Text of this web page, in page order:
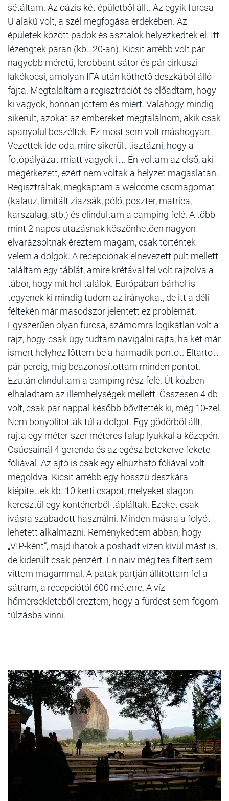
sétáltam. Az oázis két épületből állt. Az egyik furcsa
U alakú volt, a szél megfogása érdekében. Az
épületek között padok és asztalok helyezkedtek el. Itt
lézengtek páran (kb.: 20-an). Kicsit arrébb volt pár
nagyobb méretű, lerobbant sátor és pár cirkuszi
lakókocsi, amolyan IFA után köthető deszkából álló
fajta. Megtaláltam a regisztrációt és előadtam, hogy
ki vagyok, honnan jöttem és miért. Valahogy mindig
sikerült, azokat az embereket megtalálnom, akik csak
spanyolul beszéltek. Ez most sem volt máshogyan.
Vezettek ide-oda, mire sikerült tisztázni, hogy a
fotópályázat miatt vagyok itt. Én voltam az első, aki
megérkezett, ezért nem voltak a helyzet magaslatán.
Regisztráltak, megkaptam a welcome csomagomat
(kalauz, limitált ziazsák, póló, poszter, matrica,
karszalag, stb.) és elindultam a camping felé. A több
mint 2 napos utazásnak köszönhetően nagyon
elvarázsoltnak éreztem magam, csak történtek
velem a dolgok. A recepciónak elnevezett pult mellett
találtam egy táblát, amire krétával fel volt rajzolva a
tábor, hogy mit hol találok. Európában bárhol is
tegyenek ki mindig tudom az irányokat, de itt a déli
féltekén már másodszor jelentett ez problémát.
Egyszerűen olyan furcsa, számomra logikátlan volt a
rajz, hogy csak úgy tudtam navigálni rajta, ha két már
ismert helyhez lőttem be a harmadik pontot. Eltartott
pár percig, míg beazonosítottam minden pontot.
Ezután elindultam a camping rész felé. Út közben
elhaladtam az illemhelységek mellett. Összesen 4 db
volt, csak pár nappal később bővítették ki, még 10-zel.
Nem bonyolították túl a dolgot. Egy gödörből állt,
rajta egy méter-szer méteres falap lyukkal a közepén.
Csúcsainál 4 gerenda és az egész betekerve fekete
fóliával. Az ajtó is csak egy elhúzható fóliával volt
megoldva. Kicsit arrébb egy hosszú deszkára
kiépítettek kb. 10 kerti csapot, melyeket slagon
keresztül egy konténerből tápláltak. Ezeket csak
ivásra szabadott használni. Minden másra a folyót
lehetett alkalmazni. Reménykedtem abban, hogy
„VIP-ként”, majd ihatok a poshadt vízen kívül mást is,
de kiderült csak pénzért. Én naiv még tea filtert sem
vittem magammal. A patak partján állítottam fel a
sátram, a recepciótól 600 méterre. A víz
hőmérsékletéből éreztem, hogy a fürdést sem fogom
túlzásba vinni.